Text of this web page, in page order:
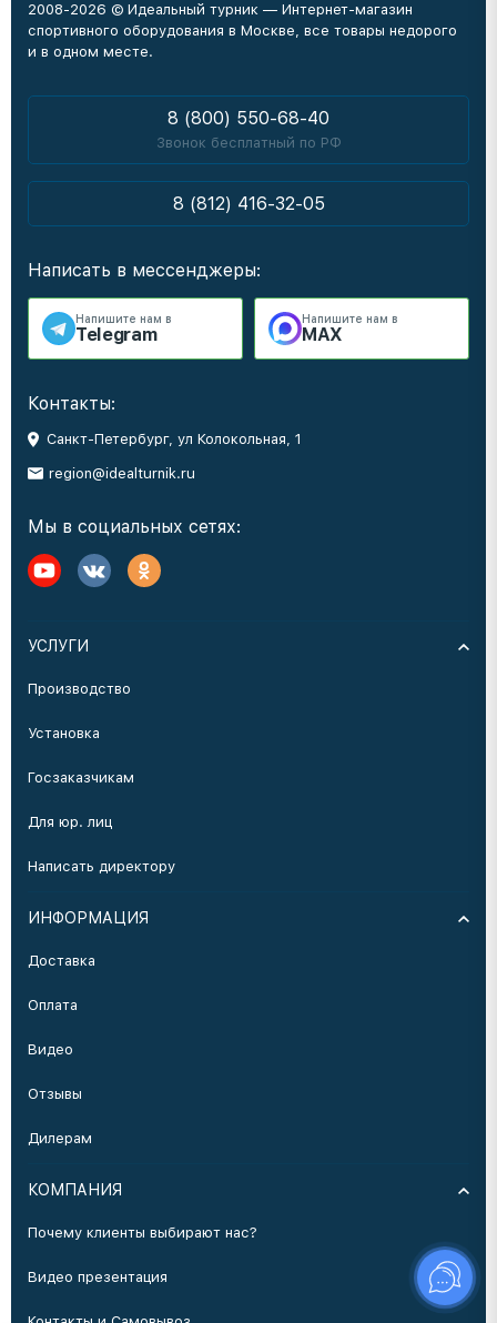
2008-2026 © Идеальный турник — Интернет-магазин
спортивного оборудования в Москве, все товары недорого
и в одном месте.
8 (800) 550-68-40
Звонок бесплатный по РФ
8 (812) 416-32-05
Написать в мессенджеры:
Напишите нам в
Telegram
Напишите нам в
MAX
Контакты:
Санкт-Петербург, ул Колокольная, 1
region@idealturnik.ru
Мы в социальных сетях:
УСЛУГИ
Производство
Установка
Госзаказчикам
Для юр. лиц
Написать директору
ИНФОРМАЦИЯ
Доставка
Оплата
Видео
Отзывы
Дилерам
КОМПАНИЯ
Почему клиенты выбирают нас?
Видео презентация